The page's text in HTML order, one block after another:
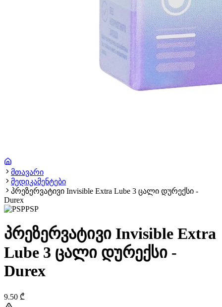
მთავარი
მედიკამენტები
პრეზერვატივი Invisible Extra Lube 3 ცალი დურექსი -
Durex
PSP
პრეზერვატივი Invisible Extra
Lube 3 ცალი დურექსი -
Durex
9.50 ₾